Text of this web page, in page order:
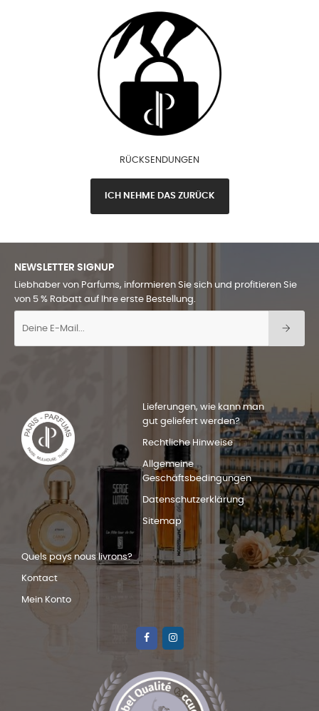
RÜCKSENDUNGEN
ICH NEHME DAS ZURÜCK
NEWSLETTER SIGNUP
Liebhaber von Parfums, informieren Sie sich und profitieren Sie
von 5 % Rabatt auf Ihre erste Bestellung.
Lieferungen, wie kann man
gut geliefert werden?
Rechtliche Hinweise
Allgemeine
Geschäftsbedingungen
Datenschutzerklärung
Sitemap
Quels pays nous livrons?
Kontact
Mein Konto